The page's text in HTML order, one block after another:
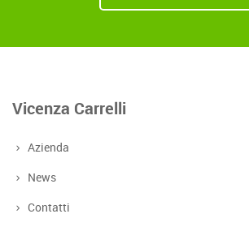
Vicenza Carrelli
Azienda
News
Contatti